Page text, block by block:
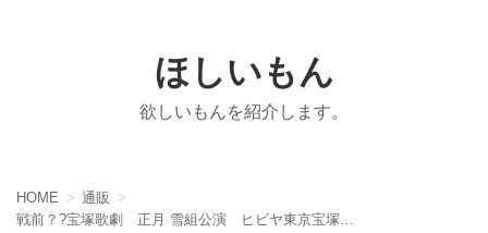
ほしいもん
欲しいもんを紹介します。
HOME
通販